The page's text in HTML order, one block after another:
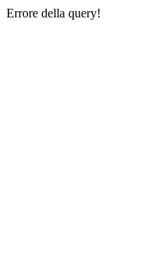
Errore della query!